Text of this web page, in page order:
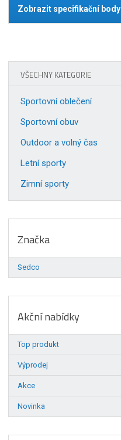
Zobrazit specifikační body
VŠECHNY KATEGORIE
Sportovní oblečení
Sportovní obuv
Outdoor a volný čas
Letní sporty
Zimní sporty
Značka
Sedco
Akční nabídky
Top produkt
Výprodej
Akce
Novinka